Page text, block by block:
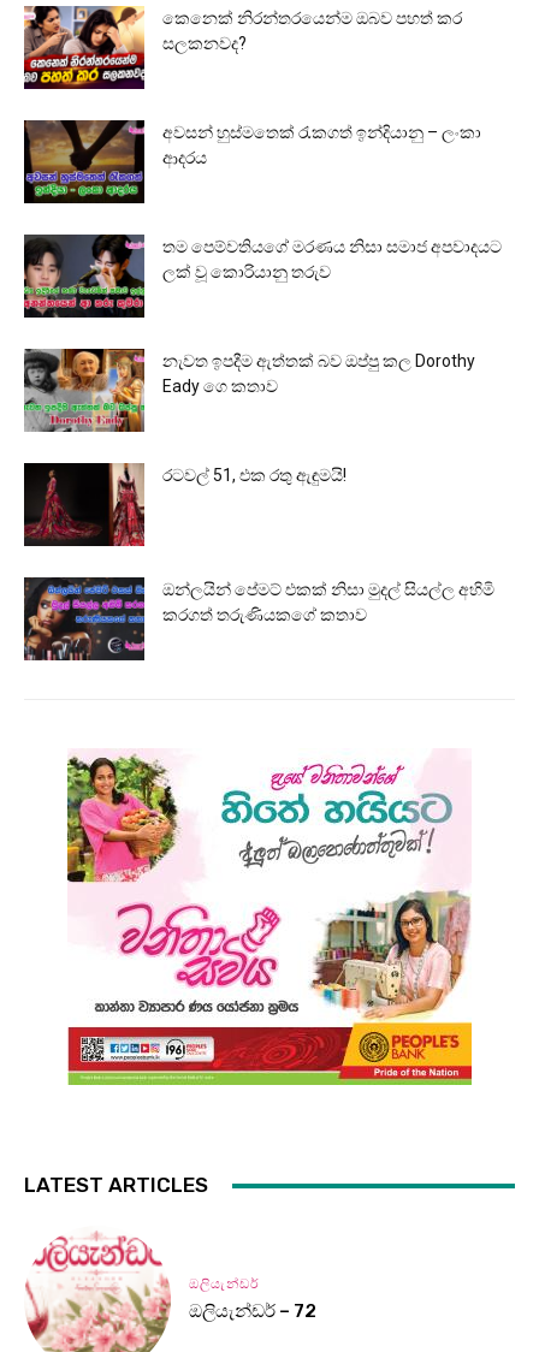
කෙනෙක් නිරන්තරයෙන්ම ඔබව පහත් කර
සලකනවද?
අවසන් හුස්මතෙක් රැකගත් ඉන්දියානු – ලංකා
ආදරය
තම පෙම්වතියගේ මරණය නිසා සමාජ අපවාදයට
ලක් වූ කොරියානු තරුව
නැවත ඉපදීම ඇත්තක් බව ඔප්පු කල Dorothy
Eady ගෙ කතාව
රටවල් 51, එක රතු ඇඳුමයි!
ඔන්ලයින් පේමට් එකක් නිසා මුදල් සියල්ල අහිමි
කරගත් තරුණියකගේ කතාව
LATEST ARTICLES
ඔලියැන්ඩර්
ඔලියැන්ඩර් – 72